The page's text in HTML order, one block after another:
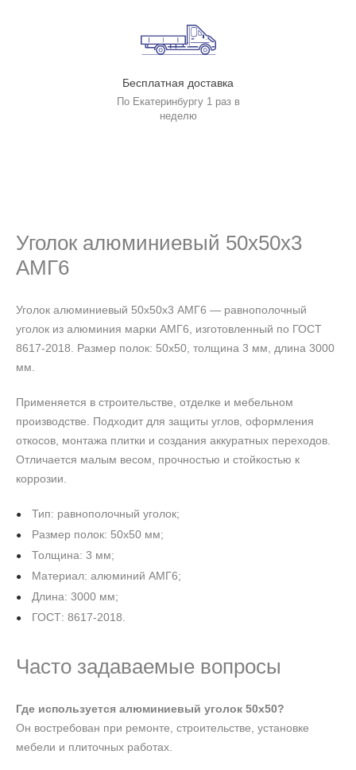
Бесплатная доставка
По Екатеринбургу 1 раз в
неделю
Уголок алюминиевый 50х50х3
АМГ6
Уголок алюминиевый 50х50х3 АМГ6 — равнополочный
уголок из алюминия марки АМГ6, изготовленный по ГОСТ
8617-2018. Размер полок: 50х50, толщина 3 мм, длина 3000
мм.
Применяется в строительстве, отделке и мебельном
производстве. Подходит для защиты углов, оформления
откосов, монтажа плитки и создания аккуратных переходов.
Отличается малым весом, прочностью и стойкостью к
коррозии.
Тип: равнополочный уголок;
Размер полок: 50х50 мм;
Толщина: 3 мм;
Материал: алюминий АМГ6;
Длина: 3000 мм;
ГОСТ: 8617-2018.
Часто задаваемые вопросы
Где используется алюминиевый уголок 50х50?
Он востребован при ремонте, строительстве, установке
мебели и плиточных работах.